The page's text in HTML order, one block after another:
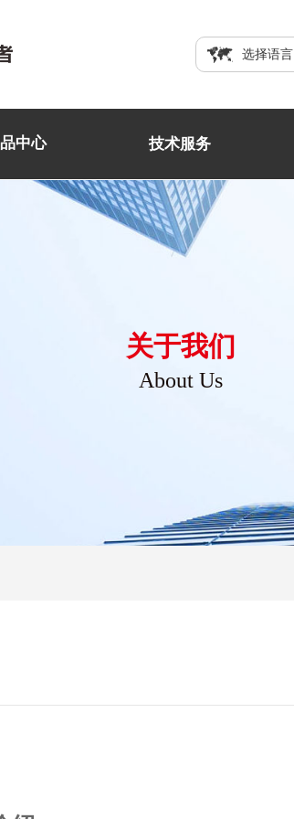
选择语言
中心 技术服务
关于我们
About Us